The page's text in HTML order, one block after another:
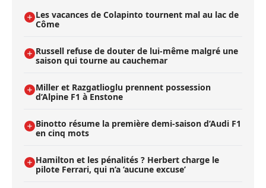
Les vacances de Colapinto tournent mal au lac de
Côme
Russell refuse de douter de lui-même malgré une
saison qui tourne au cauchemar
Miller et Razgatlioglu prennent possession
d’Alpine F1 à Enstone
Binotto résume la première demi-saison d’Audi F1
en cinq mots
Hamilton et les pénalités ? Herbert charge le
pilote Ferrari, qui n’a ’aucune excuse’